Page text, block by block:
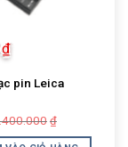
pin Leica
₫
là:
₫
tại